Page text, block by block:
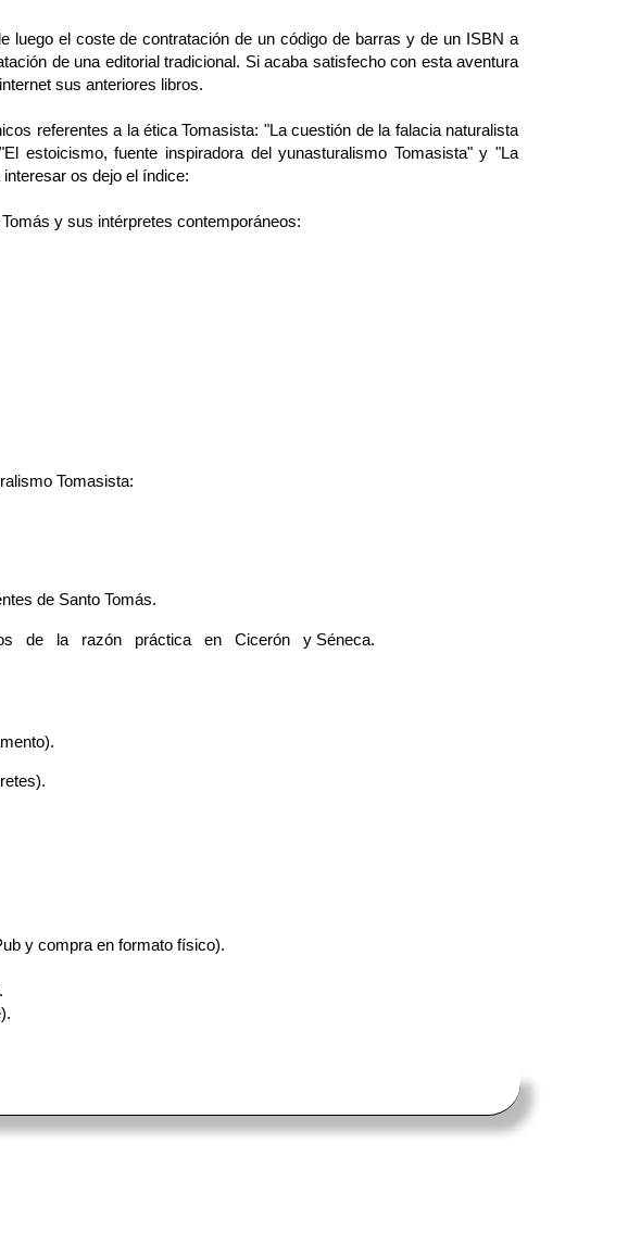
luego el coste de contratación de un código de barras y de un ISBN a
de una editorial tradicional. Si acaba satisfecho con esta aventura
sus anteriores libros.
referentes a la ética Tomasista: "La cuestión de la falacia naturalista
estoicismo, fuente inspiradora del yunasturalismo Tomasista" y "La
os dejo el índice:
y sus intérpretes contemporáneos:
Tomasista:
de Santo Tomás.
de la razón práctica en Cicerón y Séneca.
y compra en formato físico).